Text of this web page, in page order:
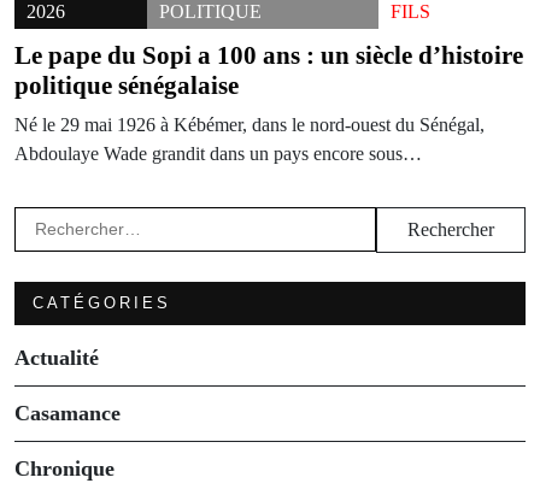
2026
POLITIQUE
FILS
Le pape du Sopi a 100 ans : un siècle d’histoire
politique sénégalaise
Né le 29 mai 1926 à Kébémer, dans le nord-ouest du Sénégal,
Abdoulaye Wade grandit dans un pays encore sous…
Rechercher :
CATÉGORIES
Actualité
Casamance
Chronique